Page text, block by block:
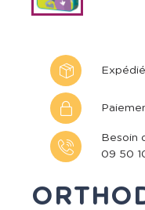
Besoin
09 50